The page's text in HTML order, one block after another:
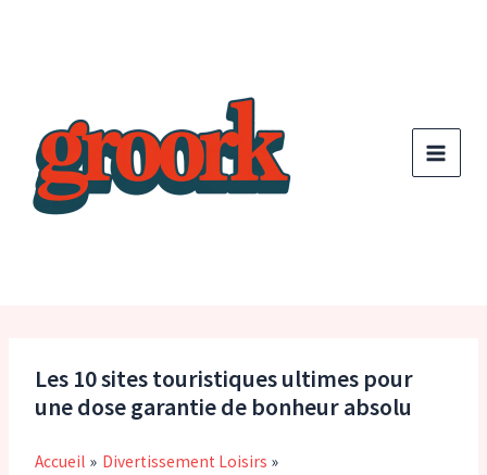
Les 10 sites touristiques ultimes pour
une dose garantie de bonheur absolu
Accueil
Divertissement Loisirs